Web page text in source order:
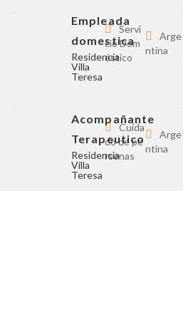
Empleada
domestica
Residencia
Villa
Teresa
Servi
cio Dom
éstico
Arge
ntina
Acompañante
Terapeutico
Residencia
Villa
Teresa
Cuida
do de pe
rsonas
Arge
ntina